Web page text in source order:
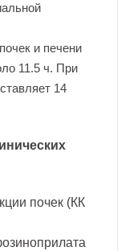
и печени
11.5 ч. При
14
почек (КК